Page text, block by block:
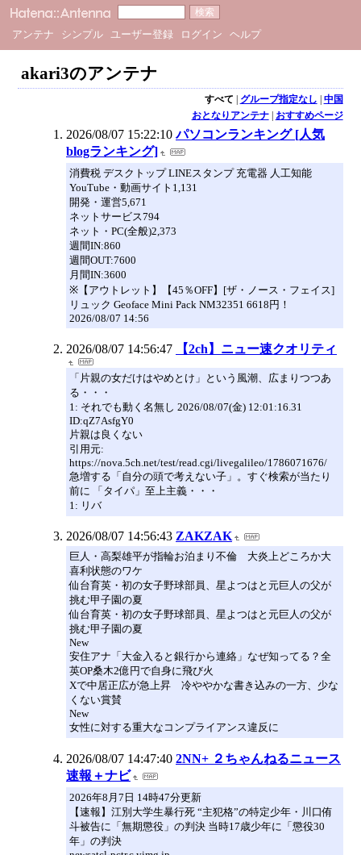
アンテナ シンプル ユーザー登録 ログイン ヘルプ
akari3のアンテナ
すべて | グループ指定なし | 中国
おとなりアンテナ| おすすめページ
2026/08/07 15:22:10 パソコンランキング [人気
blogランキング]
消費税 デスクトップ LINEスタンプ 充電器 人工知能
YouTube・動画サイト1,131
開発・運営5,671
ネットサービス794
ネット・PC(全般)2,373
週間IN:860
週間OUT:7600
月間IN:3600
※【アウトレット】【45％OFF】[ザ・ノース・フェイス]
リュック Geoface Mini Pack NM32351 6618円！
2026/08/07 14:56
2026/08/07 14:56:47 【2ch】ニュー速クオリティ
「片親の女だけはやめとけ」という風潮、広まりつつあ
る・・・
1: それでも動く名無し 2026/08/07(金) 12:01:16.31
ID:qZ7AsfgY0
片親は良くない
引用元:
https://nova.5ch.net/test/read.cgi/livegalileo/1786071676/
急増する「自分の頭で考えない子」。すぐ検索が当たり
前に 「タイパ」至上主義・・・
1: リバ
2026/08/07 14:56:43 ZAKZAK
巨人・高梨雄平が指輪お泊まり不倫 大炎上どころか大
喜利状態のワケ
仙台育英・初の女子野球部員、星よつはと元巨人の父が
挑む甲子園の夏
仙台育英・初の女子野球部員、星よつはと元巨人の父が
挑む甲子園の夏
New
安住アナ「大金入ると銀行から連絡」なぜ知ってる？全
英OP桑木2億円で自身に飛び火
Xで中居正広が急上昇 冷ややかな書き込みの一方、少な
くない賞賛
New
女性に対する重大なコンプライアンス違反に
2026/08/07 14:47:40 2NN+ ２ちゃんねるニュース
速報＋ナビ
2026年8月7日 14時47分更新
【速報】江別大学生暴行死 “主犯格”の特定少年・川口侑
斗被告に「無期懲役」の判決 当時17歳少年に「懲役30
年」の判決